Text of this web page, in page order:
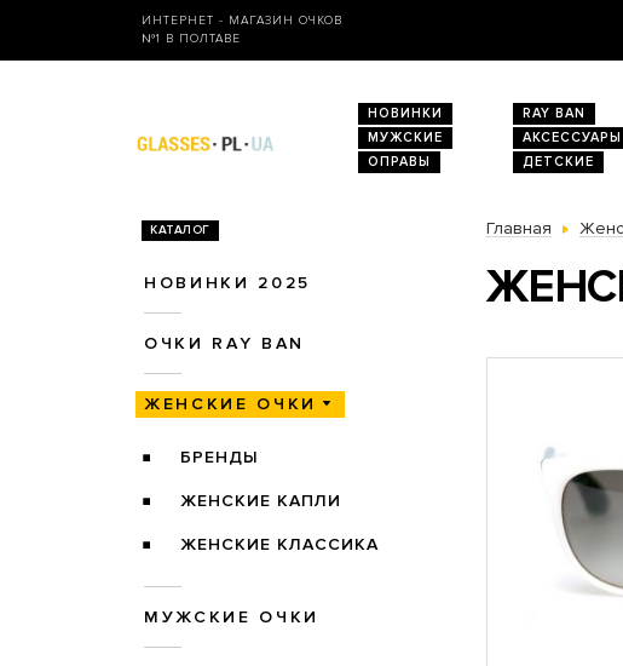
ИНТЕРНЕТ - МАГАЗИН ОЧКОВ
№1 В ПОЛТАВЕ
НОВИНКИ RAY BAN
МУЖСКИЕ
АКСЕССУАРЫ
ОПРАВЫ
ДЕТСКИЕ
КАТАЛОГ
НОВИНКИ 2025
ОЧКИ RAY BAN
ЖЕНСКИЕ ОЧКИ
БРЕНДЫ
ЖЕНСКИЕ КАПЛИ
ЖЕНСКИЕ КЛАССИКА
МУЖСКИЕ ОЧКИ
Главная